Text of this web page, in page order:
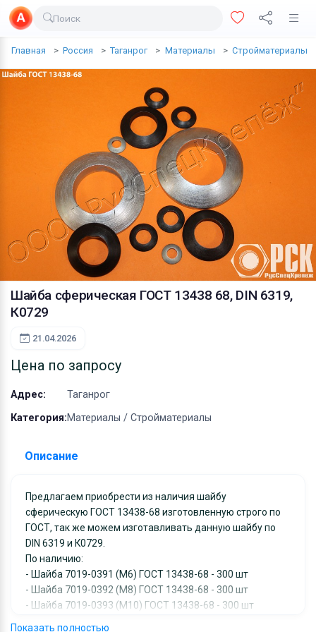
Поиск
Главная Россия Таганрог Материалы Стройматериалы
Шайба сферическая ГОСТ 13438 68, DIN 6319,
К0729
21.04.2026
Цена по запросу
Адрес:
Таганрог
Категория:Материалы / Стройматериалы
Описание
Предлагаем приобрести из наличия шайбу
сферическую ГОСТ 13438-68 изготовленную строго по
ГОСТ, так же можем изготавливать данную шайбу по
DIN 6319 и К0729.
По наличию:
- Шайба 7019-0391 (М6) ГОСТ 13438-68 - 300 шт
- Шайба 7019-0392 (М8) ГОСТ 13438-68 - 300 шт
- Шайба 7019-0393 (М10) ГОСТ 13438-68 - 300 шт
Показать полностью
Доставка еды
Транспорт
Личные вещи
Одежда и обувь
Электроника
Все для дома
Хобби и отдых
Животные
Оборудование
Материалы